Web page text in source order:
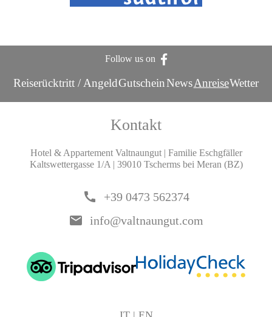
Follow us on
Reiserücktritt / AngeldGutscheinNewsAnreiseWetter
Kontakt
Hotel & Appartement Valtnaungut | Familie Eschgfäller
Kaltswettergasse 1/A | 39010 Tscherms bei Meran (BZ)
call +39 0473 562374
email info@valtnaungut.com